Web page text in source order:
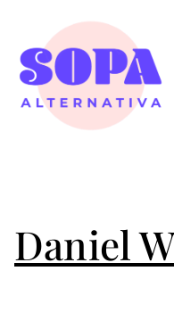
conteúdo
Daniel